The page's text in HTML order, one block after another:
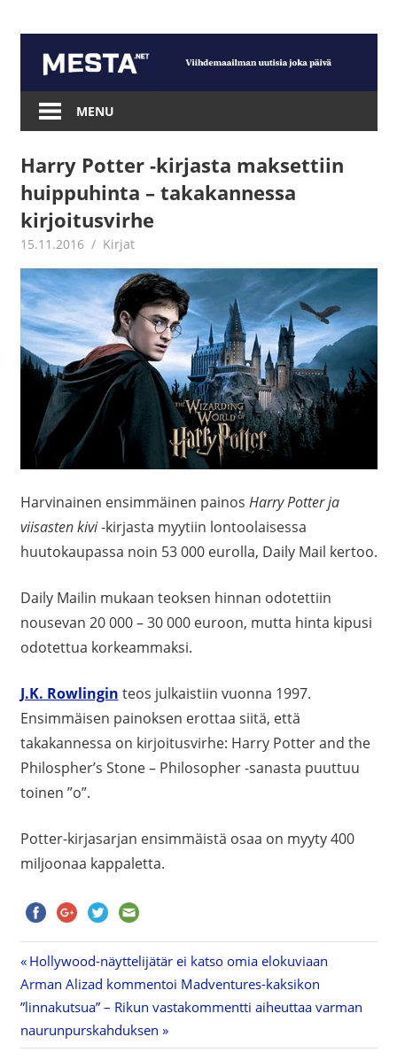
content
Mesta.net
MENU
Harry Potter -kirjasta maksettiin
huippuhinta – takakannessa
kirjoitusvirhe
15.11.2016 Jouni Hirn
Kirjat
Harvinainen ensimmäinen painos Harry Potter ja
viisasten kivi-kirjasta myytiin lontoolaisessa
huutokaupassa noin 53 000 eurolla, Daily Mail kertoo.
Daily Mailin mukaan teoksen hinnan odotettiin
nousevan 20 000 – 30 000 euroon, mutta hinta kipusi
odotettua korkeammaksi.
J.K. Rowlingin teos julkaistiin vuonna 1997.
Ensimmäisen painoksen erottaa siitä, että
takakannessa on kirjoitusvirhe: Harry Potter and the
Philospher’s Stone – Philosopher -sanasta puuttuu
toinen ”o”.
Potter-kirjasarjan ensimmäistä osaa on myyty 400
miljoonaa kappaletta.
Artikkelien
selaus
Previous
Post:
Hollywood-näyttelijätär ei katso omia elokuviaan
Next
Post:
Arman Alizad kommentoi Madventures-kaksikon
”linnakutsua” – Rikun vastakommentti aiheuttaa varman
naurunpurskahduksen